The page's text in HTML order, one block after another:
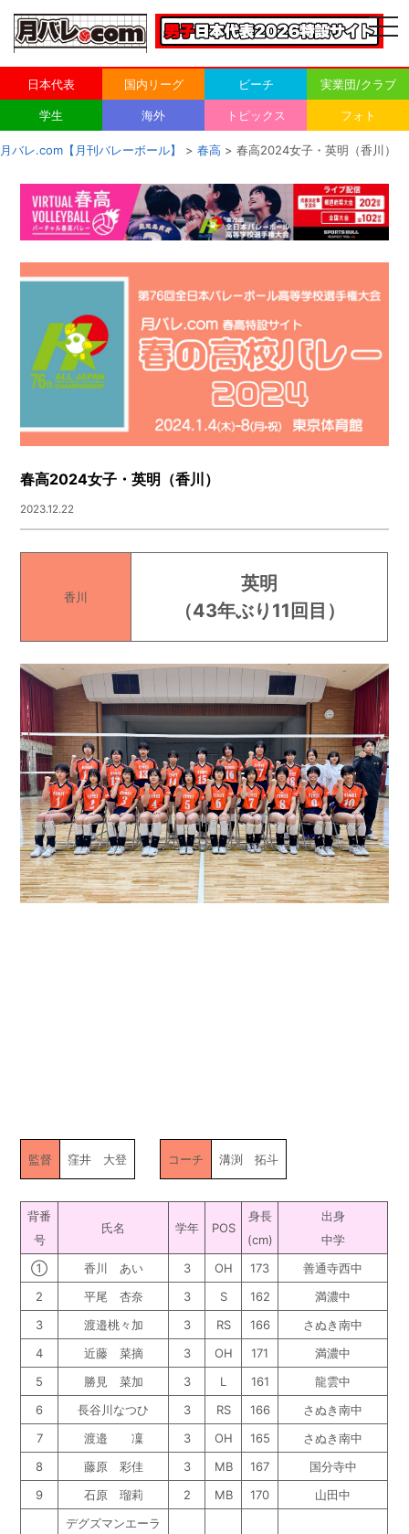
日本代表 国内リーグ ビーチ 実業団/クラブ
学生 海外 トピックス フォト
月バレ.com【月刊バレーボール】 > 春高 > 春高2024女子・英明（香川）
春高2024女子・英明（香川）
2023.12.22
香川
英明
（43年ぶり11回目）
監督 窪井 大登 コーチ 溝渕 拓斗
背番
号
氏名 学年 POS
身長
(cm)
出身
中学
①
香川 あい 3 OH 173
善通寺西中
2
平尾 杏奈 3 S 162
満濃中
3
渡邉桃々加 3 RS 166
さぬき南中
4
近藤 菜摘 3 OH 171
満濃中
5
勝見 菜加 3 L 161
龍雲中
6
長谷川なつひ 3 RS 166
さぬき南中
7
渡邉 凜 3 OH 165
さぬき南中
8
藤原 彩佳 3 MB 167
国分寺中
9
石原 瑠莉 2 MB 170 山田中
デグズマンエーラ